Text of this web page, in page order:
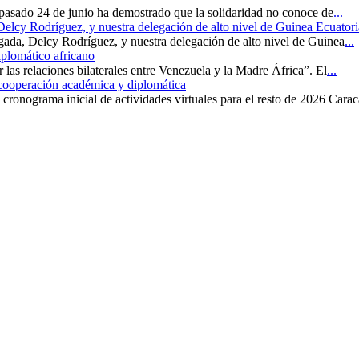
24 de junio ha demostrado que la solidaridad no conoce de...
Rodríguez, y nuestra delegación de alto nivel de Guinea
Delcy Rodríguez, y nuestra delegación de alto nivel de Guinea...
africano
relaciones bilaterales entre Venezuela y la Madre África”. El...
académica y diplomática
inicial de actividades virtuales para el resto de 2026